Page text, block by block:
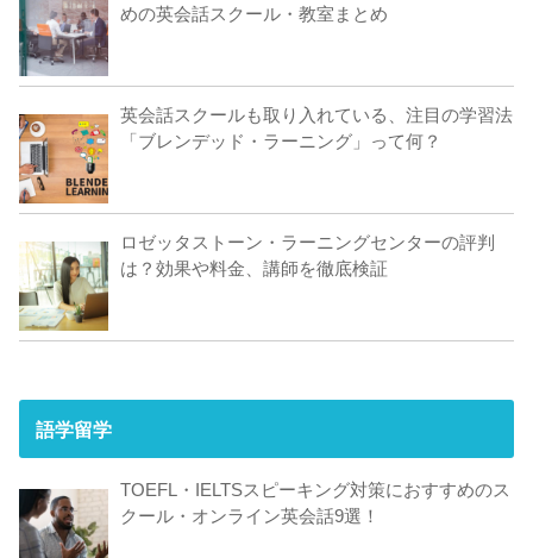
めの英会話スクール・教室まとめ
英会話スクールも取り入れている、注目の学習法
「ブレンデッド・ラーニング」って何？
ロゼッタストーン・ラーニングセンターの評判
は？効果や料金、講師を徹底検証
語学留学
TOEFL・IELTSスピーキング対策におすすめのス
クール・オンライン英会話9選！